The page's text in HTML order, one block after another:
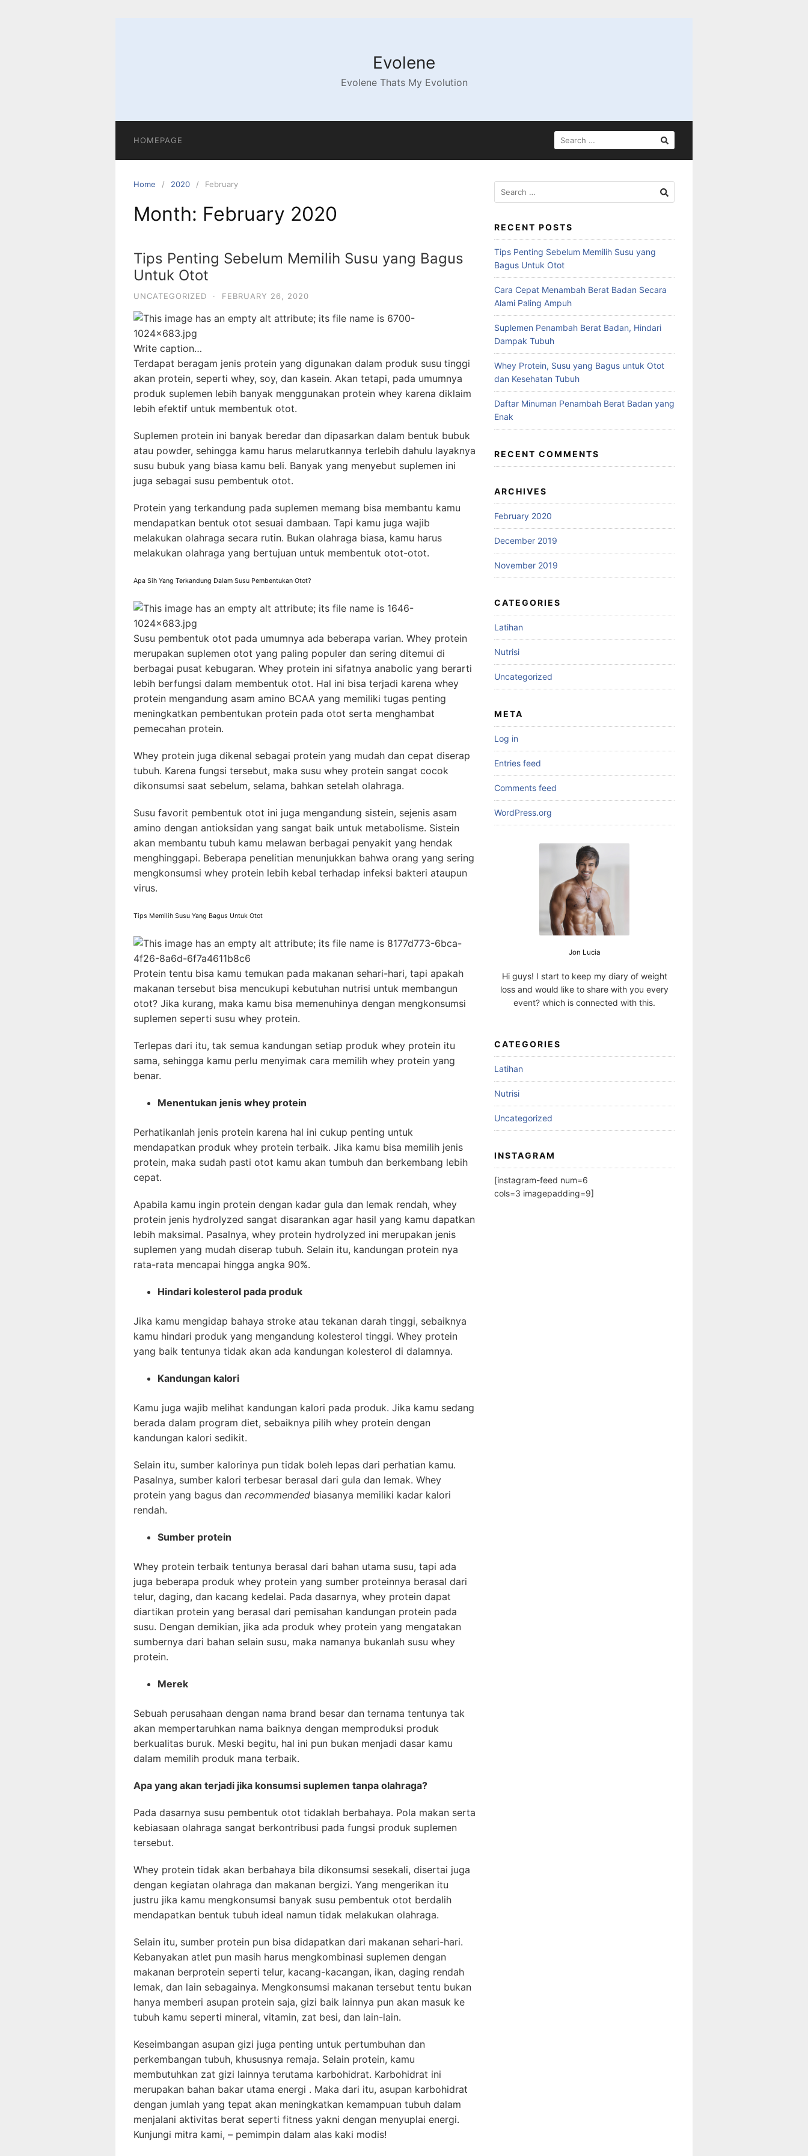
Evolene
Evolene Thats My Evolution
HOMEPAGE
SEARCH
FOR:
Home 2020 February
Month: February 2020
Tips Penting Sebelum Memilih Susu yang Bagus
Untuk Otot
UNCATEGORIZED · FEBRUARY 26, 2020
Write caption…
Terdapat beragam jenis protein yang digunakan dalam produk susu tinggi
akan protein, seperti whey, soy, dan kasein. Akan tetapi, pada umumnya
produk suplemen lebih banyak menggunakan protein whey karena diklaim
lebih efektif untuk membentuk otot.
Suplemen protein ini banyak beredar dan dipasarkan dalam bentuk bubuk
atau powder, sehingga kamu harus melarutkannya terlebih dahulu layaknya
susu bubuk yang biasa kamu beli. Banyak yang menyebut suplemen ini
juga sebagai susu pembentuk otot.
Protein yang terkandung pada suplemen memang bisa membantu kamu
mendapatkan bentuk otot sesuai dambaan. Tapi kamu juga wajib
melakukan olahraga secara rutin. Bukan olahraga biasa, kamu harus
melakukan olahraga yang bertujuan untuk membentuk otot-otot.
Apa Sih Yang Terkandung Dalam Susu Pembentukan Otot?
Susu pembentuk otot pada umumnya ada beberapa varian. Whey protein
merupakan suplemen otot yang paling populer dan sering ditemui di
berbagai pusat kebugaran. Whey protein ini sifatnya anabolic yang berarti
lebih berfungsi dalam membentuk otot. Hal ini bisa terjadi karena whey
protein mengandung asam amino BCAA yang memiliki tugas penting
meningkatkan pembentukan protein pada otot serta menghambat
pemecahan protein.
Whey protein juga dikenal sebagai protein yang mudah dan cepat diserap
tubuh. Karena fungsi tersebut, maka susu whey protein sangat cocok
dikonsumsi saat sebelum, selama, bahkan setelah olahraga.
Susu favorit pembentuk otot ini juga mengandung sistein, sejenis asam
amino dengan antioksidan yang sangat baik untuk metabolisme. Sistein
akan membantu tubuh kamu melawan berbagai penyakit yang hendak
menghinggapi. Beberapa penelitian menunjukkan bahwa orang yang sering
mengkonsumsi whey protein lebih kebal terhadap infeksi bakteri ataupun
virus.
Tips Memilih Susu Yang Bagus Untuk Otot
Protein tentu bisa kamu temukan pada makanan sehari-hari, tapi apakah
makanan tersebut bisa mencukupi kebutuhan nutrisi untuk membangun
otot? Jika kurang, maka kamu bisa memenuhinya dengan mengkonsumsi
suplemen seperti susu whey protein.
Terlepas dari itu, tak semua kandungan setiap produk whey protein itu
sama, sehingga kamu perlu menyimak cara memilih whey protein yang
benar.
Menentukan jenis whey protein
Perhatikanlah jenis protein karena hal ini cukup penting untuk
mendapatkan produk whey protein terbaik. Jika kamu bisa memilih jenis
protein, maka sudah pasti otot kamu akan tumbuh dan berkembang lebih
cepat.
Apabila kamu ingin protein dengan kadar gula dan lemak rendah, whey
protein jenis hydrolyzed sangat disarankan agar hasil yang kamu dapatkan
lebih maksimal. Pasalnya, whey protein hydrolyzed ini merupakan jenis
suplemen yang mudah diserap tubuh. Selain itu, kandungan protein nya
rata-rata mencapai hingga angka 90%.
Hindari kolesterol pada produk
Jika kamu mengidap bahaya stroke atau tekanan darah tinggi, sebaiknya
kamu hindari produk yang mengandung kolesterol tinggi. Whey protein
yang baik tentunya tidak akan ada kandungan kolesterol di dalamnya.
Kandungan kalori
Kamu juga wajib melihat kandungan kalori pada produk. Jika kamu sedang
berada dalam program diet, sebaiknya pilih whey protein dengan
kandungan kalori sedikit.
Selain itu, sumber kalorinya pun tidak boleh lepas dari perhatian kamu.
Pasalnya, sumber kalori terbesar berasal dari gula dan lemak. Whey
protein yang bagus dan recommended biasanya memiliki kadar kalori
rendah.
Sumber protein
Whey protein terbaik tentunya berasal dari bahan utama susu, tapi ada
juga beberapa produk whey protein yang sumber proteinnya berasal dari
telur, daging, dan kacang kedelai. Pada dasarnya, whey protein dapat
diartikan protein yang berasal dari pemisahan kandungan protein pada
susu. Dengan demikian, jika ada produk whey protein yang mengatakan
sumbernya dari bahan selain susu, maka namanya bukanlah susu whey
protein.
Merek
Sebuah perusahaan dengan nama brand besar dan ternama tentunya tak
akan mempertaruhkan nama baiknya dengan memproduksi produk
berkualitas buruk. Meski begitu, hal ini pun bukan menjadi dasar kamu
dalam memilih produk mana terbaik.
Apa yang akan terjadi jika konsumsi suplemen tanpa olahraga?
Pada dasarnya susu pembentuk otot tidaklah berbahaya. Pola makan serta
kebiasaan olahraga sangat berkontribusi pada fungsi produk suplemen
tersebut.
Whey protein tidak akan berbahaya bila dikonsumsi sesekali, disertai juga
dengan kegiatan olahraga dan makanan bergizi. Yang mengerikan itu
justru jika kamu mengkonsumsi banyak susu pembentuk otot berdalih
mendapatkan bentuk tubuh ideal namun tidak melakukan olahraga.
Selain itu, sumber protein pun bisa didapatkan dari makanan sehari-hari.
Kebanyakan atlet pun masih harus mengkombinasi suplemen dengan
makanan berprotein seperti telur, kacang-kacangan, ikan, daging rendah
lemak, dan lain sebagainya. Mengkonsumsi makanan tersebut tentu bukan
hanya memberi asupan protein saja, gizi baik lainnya pun akan masuk ke
tubuh kamu seperti mineral, vitamin, zat besi, dan lain-lain.
Keseimbangan asupan gizi juga penting untuk pertumbuhan dan
perkembangan tubuh, khususnya remaja. Selain protein, kamu
membutuhkan zat gizi lainnya terutama karbohidrat. Karbohidrat ini
merupakan bahan bakar utama energi . Maka dari itu, asupan karbohidrat
dengan jumlah yang tepat akan meningkatkan kemampuan tubuh dalam
menjalani aktivitas berat seperti fitness yakni dengan menyuplai energi.
Kunjungi mitra kami, – pemimpin dalam alas kaki modis!
Search
for:
RECENT POSTS
Tips Penting Sebelum Memilih Susu yang
Bagus Untuk Otot
Cara Cepat Menambah Berat Badan Secara
Alami Paling Ampuh
Suplemen Penambah Berat Badan, Hindari
Dampak Tubuh
Whey Protein, Susu yang Bagus untuk Otot
dan Kesehatan Tubuh
Daftar Minuman Penambah Berat Badan yang
Enak
RECENT COMMENTS
ARCHIVES
February 2020
December 2019
November 2019
CATEGORIES
Latihan
Nutrisi
Uncategorized
META
Log in
Entries feed
Comments feed
WordPress.org
Jon Lucia
Hi guys! I start to keep my diary of weight
loss and would like to share with you every
event? which is connected with this.
CATEGORIES
Latihan
Nutrisi
Uncategorized
INSTAGRAM
[instagram-feed num=6
cols=3 imagepadding=9]